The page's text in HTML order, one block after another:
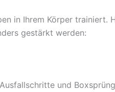
in Ihrem Körper trainiert.
gestärkt werden:
und